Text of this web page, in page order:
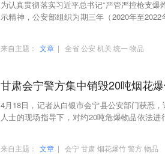
为认真贯彻落实习近平总书记“严管严控枪支爆
示精神，公安部组织为期三年（2020年至
来自主题： 文章 | 全省公安 机关 统一 物品
甘肃会宁警方集中销毁20吨烟花
4月18日，记者从白银市会宁县公安部门获悉
人士的现场指导下，对约20吨危爆物品依法进
来自主题： 文章 | 会宁甘肃 烟花爆竹警方 物品